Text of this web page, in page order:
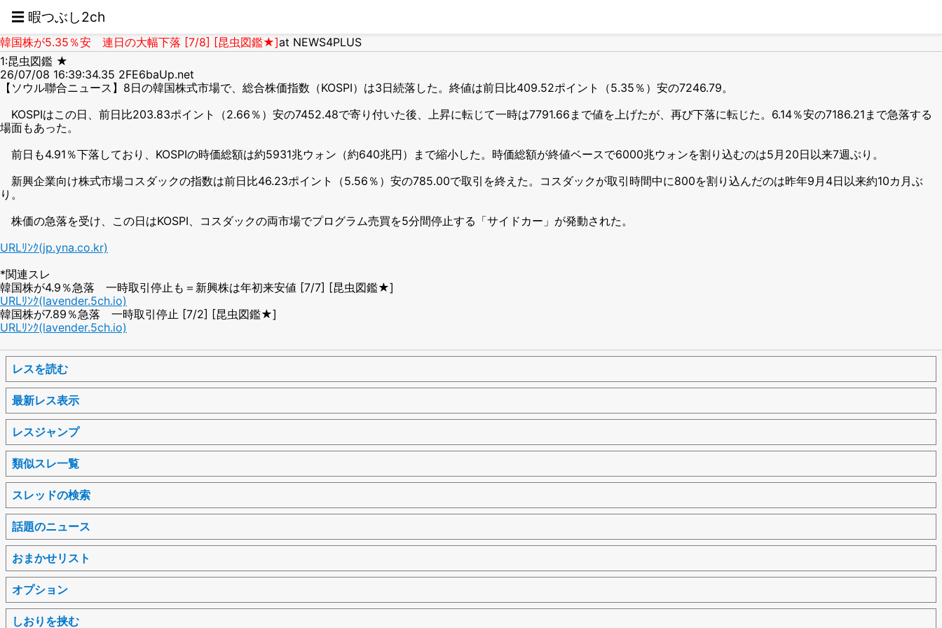
☰ 暇つぶし2ch
韓国株が5.35％安 連日の大幅下落 [7/8] [昆虫図鑑★]at NEWS4PLUS
1:昆虫図鑑 ★
26/07/08 16:39:34.35 2FE6baUp.net
【ソウル聯合ニュース】8日の韓国株式市場で、総合株価指数（KOSPI）は3日続落した。終値は前日比409.52ポイント（5.35％）安の7246.79。
KOSPIはこの日、前日比203.83ポイント（2.66％）安の7452.48で寄り付いた後、上昇に転じて一時は7791.66まで値を上げたが、再び下落に転じた。6.14％安の7186.21まで急落する
場面もあった。
前日も4.91％下落しており、KOSPIの時価総額は約5931兆ウォン（約640兆円）まで縮小した。時価総額が終値ベースで6000兆ウォンを割り込むのは5月20日以来7週ぶり。
新興企業向け株式市場コスダックの指数は前日比46.23ポイント（5.56％）安の785.00で取引を終えた。コスダックが取引時間中に800を割り込んだのは昨年9月4日以来約10カ月ぶ
り。
株価の急落を受け、この日はKOSPI、コスダックの両市場でプログラム売買を5分間停止する「サイドカー」が発動された。
URLﾘﾝｸ(jp.yna.co.kr)
*関連スレ
韓国株が4.9％急落 一時取引停止も＝新興株は年初来安値 [7/7] [昆虫図鑑★]
URLﾘﾝｸ(lavender.5ch.io)
韓国株が7.89％急落 一時取引停止 [7/2] [昆虫図鑑★]
URLﾘﾝｸ(lavender.5ch.io)
レスを読む
最新レス表示
レスジャンプ
類似スレ一覧
スレッドの検索
話題のニュース
おまかせリスト
オプション
しおりを挟む